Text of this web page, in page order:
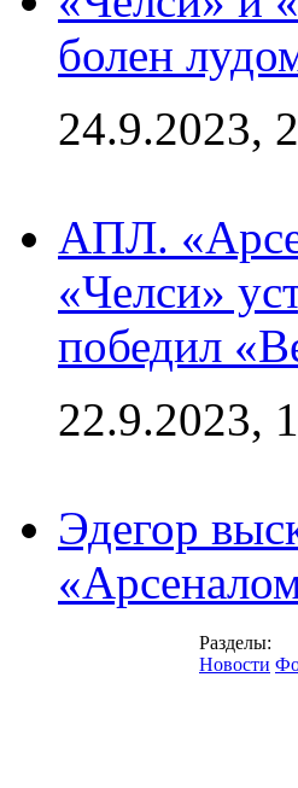
болен
24.9.2023,
АПЛ.
«Челси»
победил
22.9.2023,
Эдегор
Разделы:
Новости